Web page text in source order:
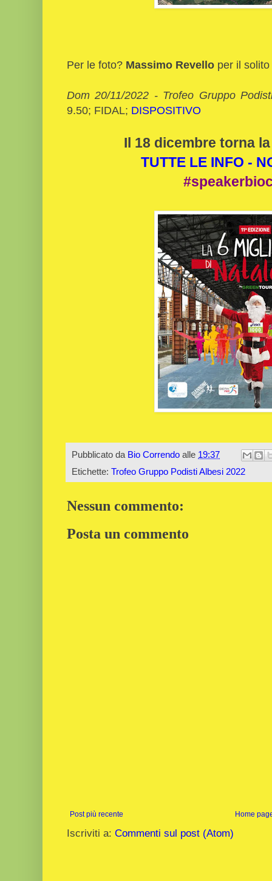
Per le foto? Massimo Revello per il
Dom 20/11/2022 - Trofeo Gruppo
9.50; FIDAL; DISPOSITIVO
Il 18 dicembre torna
TUTTE LE INFO -
Pubblicato da Bio Correndo alle 19:37
Etichette: Trofeo Gruppo Podisti Albesi 2022
Nessun commento:
Posta un commento
Post più recente Home
Iscriviti a: Commenti sul post (Atom)